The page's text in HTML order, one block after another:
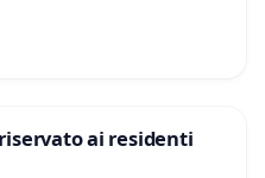
ai residenti